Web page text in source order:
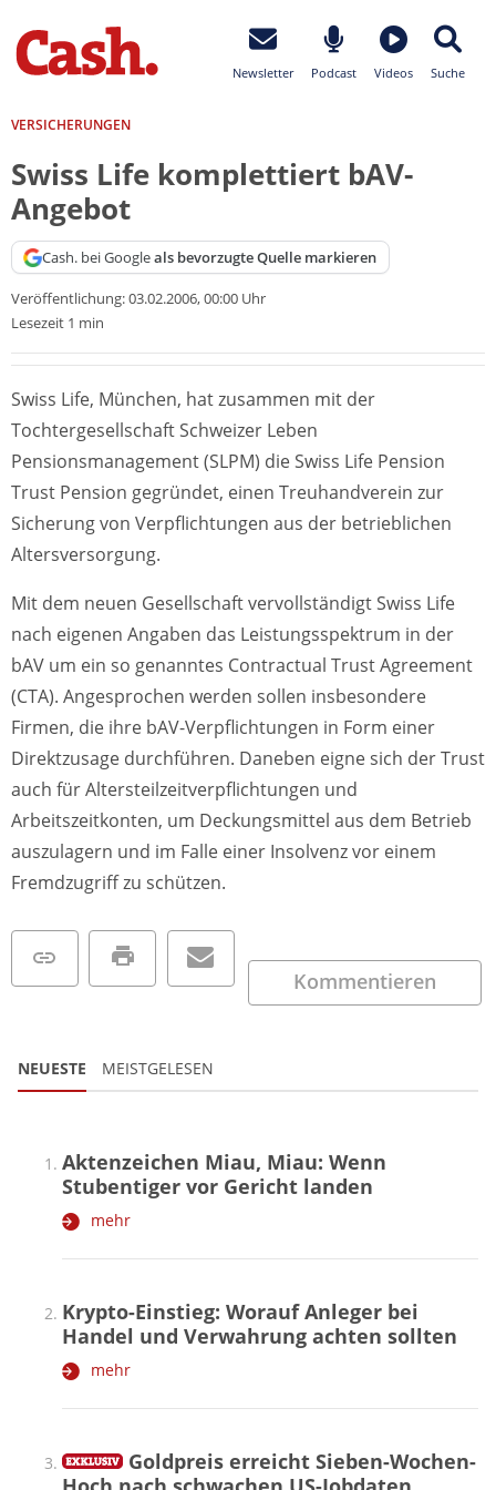
Newsletter Podcast Videos Suche
VERSICHERUNGEN
Swiss Life komplettiert bAV-
Angebot
Cash. bei Googleals bevorzugte Quelle markieren
Veröffentlichung:03.02.2006, 00:00 Uhr
Lesezeit 1 min
Swiss Life, München, hat zusammen mit der
Tochtergesellschaft Schweizer Leben
Pensionsmanagement (SLPM) die Swiss Life Pension
Trust Pension gegründet, einen Treuhandverein zur
Sicherung von Verpflichtungen aus der betrieblichen
Altersversorgung.
Mit dem neuen Gesellschaft vervollständigt Swiss Life
nach eigenen Angaben das Leistungsspektrum in der
bAV um ein so genanntes Contractual Trust Agreement
(CTA). Angesprochen werden sollen insbesondere
Firmen, die ihre bAV-Verpflichtungen in Form einer
Direktzusage durchführen. Daneben eigne sich der Trust
auch für Altersteilzeitverpflichtungen und
Arbeitszeitkonten, um Deckungsmittel aus dem Betrieb
auszulagern und im Falle einer Insolvenz vor einem
Fremdzugriff zu schützen.
Kommentieren
NEUESTE MEISTGELESEN
Aktenzeichen Miau, Miau: Wenn
Stubentiger vor Gericht landen
mehr
Krypto-Einstieg: Worauf Anleger bei
Handel und Verwahrung achten sollten
mehr
Goldpreis erreicht Sieben-Wochen-